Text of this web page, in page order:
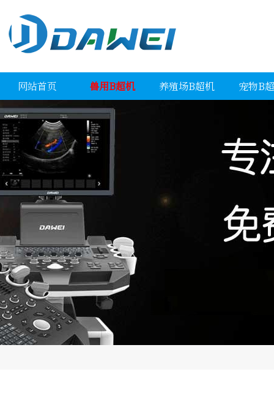
网站首页 兽用B超机 养殖场B超机 宠物B